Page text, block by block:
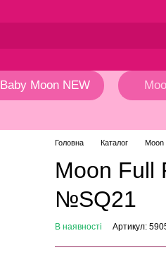
Baby Moon NEW
Головна Каталог Moon
Moon Full
№SQ21
В наявності Артикул: